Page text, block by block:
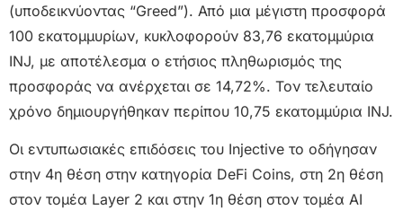
(υποδεικνύοντας “Greed”). Από μια μέγιστη προσφορά
100 εκατομμυρίων, κυκλοφορούν 83,76 εκατομμύρια
INJ, με αποτέλεσμα ο ετήσιος πληθωρισμός της
προσφοράς να ανέρχεται σε 14,72%. Τον τελευταίο
χρόνο δημιουργήθηκαν περίπου 10,75 εκατομμύρια INJ.
Οι εντυπωσιακές επιδόσεις του Injective το οδήγησαν
στην 4η θέση στην κατηγορία DeFi Coins, στη 2η θέση
στον τομέα Layer 2 και στην 1η θέση στον τομέα AI